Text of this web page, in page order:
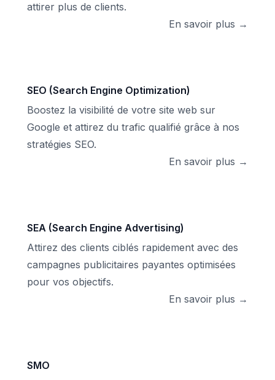
attirer plus de clients.
En savoir plus →
SEO (Search Engine Optimization)
Boostez la visibilité de votre site web sur
Google et attirez du trafic qualifié grâce à nos
stratégies SEO.
En savoir plus →
SEA (Search Engine Advertising)
Attirez des clients ciblés rapidement avec des
campagnes publicitaires payantes optimisées
pour vos objectifs.
En savoir plus →
SMO